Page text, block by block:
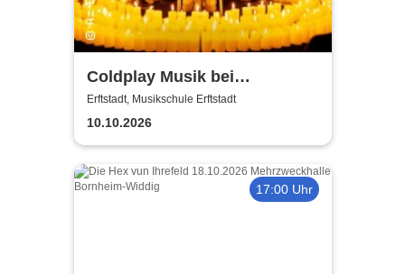
Coldplay Musik bei
Kerzenschein
Erftstadt, Musikschule Erftstadt
10.10.2026
17:00 Uhr